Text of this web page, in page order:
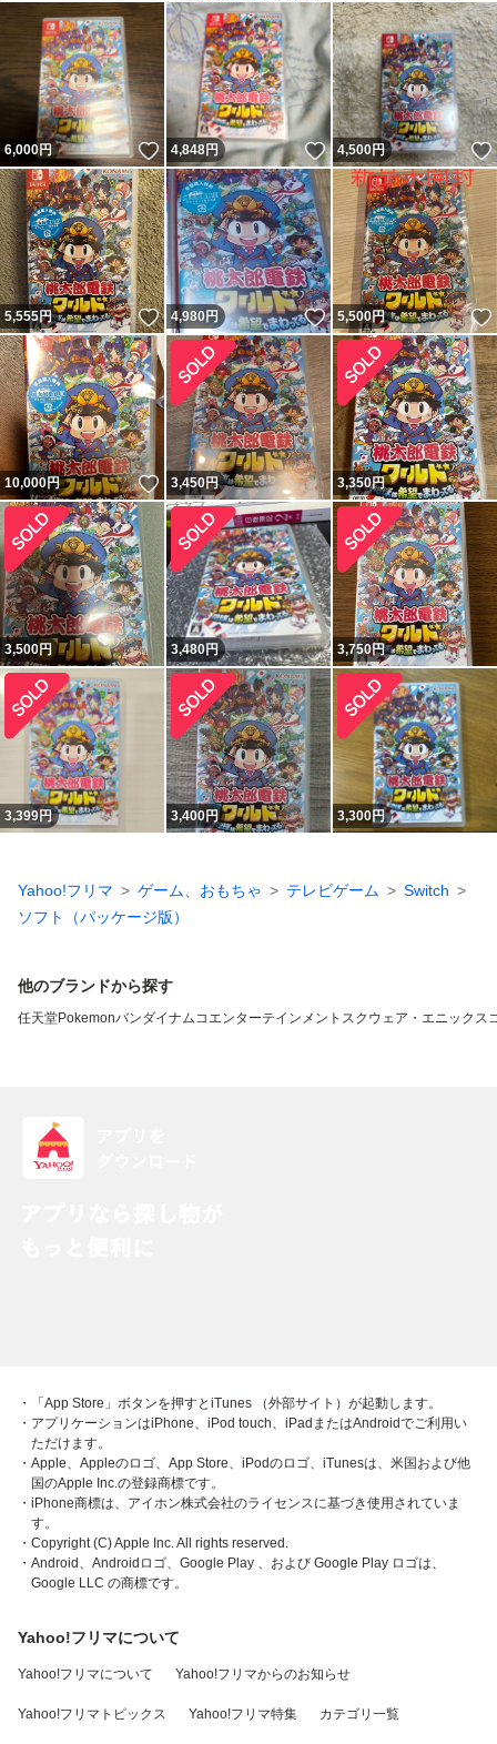
6,000円 いいね！
4,848円 いいね！
4,500円
5,555円 いいね！
4,980円 いいね！
5,500円
10,000円 いいね！
3,450円 3,350円
3,500円 3,480円 3,750円
3,399円 3,400円 3,300円
Yahoo!フリマ ゲーム、おもちゃ テレビゲーム
Switch
ソフト（パッケージ版）
他のブランドから探す
任天堂Pokemonバンダイナムコエンターテインメント スクウェア・エニックス
・「App Store」ボタンを押すとiTunes （外部サイト）が起動します。
・アプリケーションはiPhone、iPod touch、iPadまたはAndroidでご利用い
ただけます。
・Apple、Appleのロゴ、App Store、iPodのロゴ、iTunesは、米国および他
国のApple Inc.の登録商標です。
・iPhone商標は、アイホン株式会社のライセンスに基づき使用されていま
す。
・Copyright (C) Apple Inc. All rights reserved.
・Android、Androidロゴ、Google Play 、および Google Play ロゴは、
Google LLC の商標です。
Yahoo!フリマについて
Yahoo!フリマについて Yahoo!フリマからのお知らせ
Yahoo!フリマトピックス Yahoo!フリマ特集 カテゴリ一覧